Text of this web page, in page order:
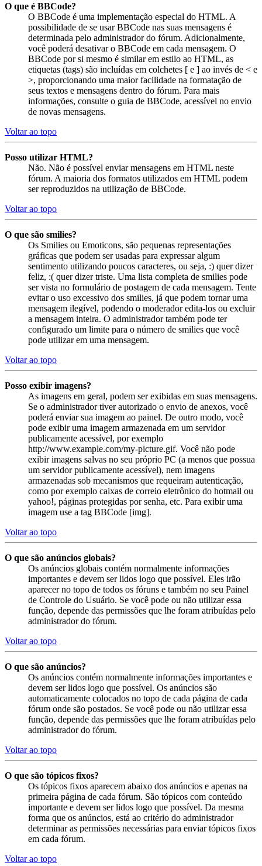
O que é BBCode?
O BBCode é uma implementação especial do HTML. A
possibilidade de se usar BBCode nas suas mensagens é
determinada pelo administrador do fórum. Adicionalmente,
você poderá desativar o BBCode em cada mensagem. O
BBCode por si mesmo é similar em estilo ao HTML, as
etiquetas (tags) são incluídas em colchetes [ e ] ao invés de < e
>, proporcionando uma maior facilidade na formatação de
seus textos e mensagens dentro do fórum. Para mais
informações, consulte o guia de BBCode, acessível no envio
de novas mensagens.
Voltar ao topo
Posso utilizar HTML?
Não. Não é possível enviar mensagens em HTML neste
fórum. A maioria dos formatos utilizados em HTML podem
ser reproduzidos na utilização de BBCode.
Voltar ao topo
O que são smilies?
Os Smilies ou Emoticons, são pequenas representações
gráficas que podem ser usadas para expressar algum
sentimento utilizando poucos caracteres, ou seja, :) quer dizer
feliz, :( quer dizer triste. Uma lista completa de smilies pode
ser vista no formulário de postagem de cada mensagem. Tente
evitar o uso excessivo dos smilies, já que podem tornar uma
mensagem ilegível, podendo o moderador edita-los ou excluir
a mensagem inteira. O administrador também pode ter
configurado um limite para o número de smilies que você
pode utilizar em uma mensagem.
Voltar ao topo
Posso exibir imagens?
As imagens em geral, podem ser exibidas em suas mensagens.
Se o administrador tiver autorizado o envio de anexos, você
poderá enviar sua imagem ao painel. De outro modo, você
pode exibir uma imagem armazenada em um servidor
publicamente acessível, por exemplo
http://www.example.com/my-picture.gif. Você não pode
exibir imagens salvas no seu próprio PC (a menos que possua
um servidor publicamente acessível), nem imagens
armazenadas sob mecanismos que requeiram autenticação,
como por exemplo caixas de correio eletrônico do hotmail ou
yahoo!, páginas protegidas por senha, etc. Para exibir uma
imagem use a tag BBCode [img].
Voltar ao topo
O que são anúncios globais?
Os anúncios globais contém normalmente informações
importantes e devem ser lidos logo que possível. Eles irão
aparecer no topo de todos os fóruns e também no seu Painel
de Controle do Usuário. Se você pode ou não utilizar essa
função, depende das permissões que lhe foram atribuídas pelo
administrador do fórum.
Voltar ao topo
O que são anúncios?
Os anúncios contém normalmente informações importantes e
devem ser lidos logo que possível. Os anúncios são
automaticamente colocados no topo de cada página de cada
fórum onde são postados. Se você pode ou não utilizar essa
função, depende das permissões que lhe foram atribuídas pelo
administrador do fórum.
Voltar ao topo
O que são tópicos fixos?
Os tópicos fixos aparecem abaixo dos anúncios e apenas na
primeira página de cada fórum. São tópicos com conteúdo
importante e devem ser lidos logo que possível. Da mesma
forma que os anúncios, está ao critério do administrador
determinar as permissões necessárias para enviar tópicos fixos
em cada fórum.
Voltar ao topo